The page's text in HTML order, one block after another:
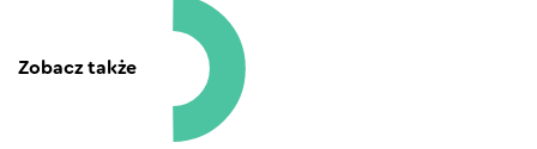
Zobacz także